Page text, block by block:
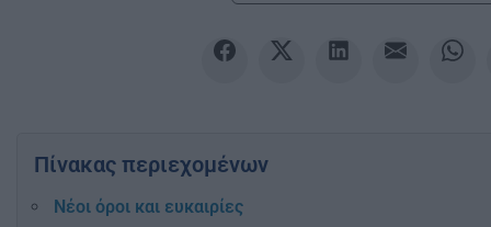
Πίνακας περιεχομένων
Νέοι όροι και ευκαιρίες